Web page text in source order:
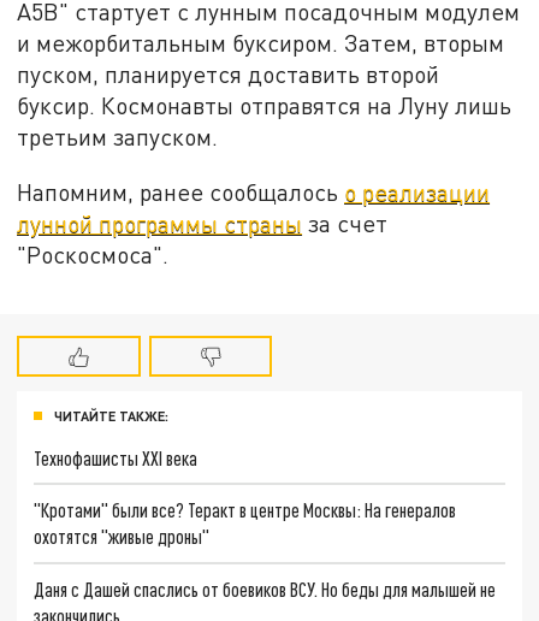
А5В" стартует с лунным посадочным модулем
и межорбитальным буксиром. Затем, вторым
пуском, планируется доставить второй
буксир. Космонавты отправятся на Луну лишь
третьим запуском.
Напомним, ранее сообщалось о реализации
лунной программы страны за счет
"Роскосмоса".
ЧИТАЙТЕ ТАКЖЕ:
Технофашисты XXI века
"Кротами" были все? Теракт в центре Москвы: На генералов
охотятся "живые дроны"
Даня с Дашей спаслись от боевиков ВСУ. Но беды для малышей не
закончились